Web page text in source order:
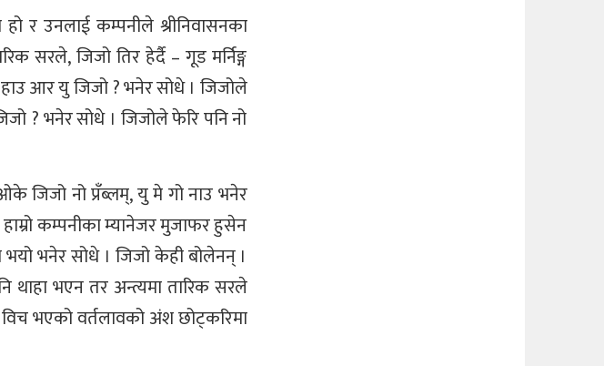
र उनलाई कम्पनीले श्रीनिवासनका
सरले, जिजो तिर हेर्दै – गूड मर्निङ्ग
आर यु जिजो ? भनेर सोधे । जिजोले
? भनेर सोधे । जिजोले फेरि पनि नो
जिजो नो प्रँब्लम्, यु मे गो नाउ भनेर
कम्पनीका म्यानेजर मुजाफर हुसेन
भयो भनेर सोधे । जिजो केही बोलेनन् ।
थाहा भएन तर अन्त्यमा तारिक सरले
भएको वर्तलावको अंश छोट्करिमा